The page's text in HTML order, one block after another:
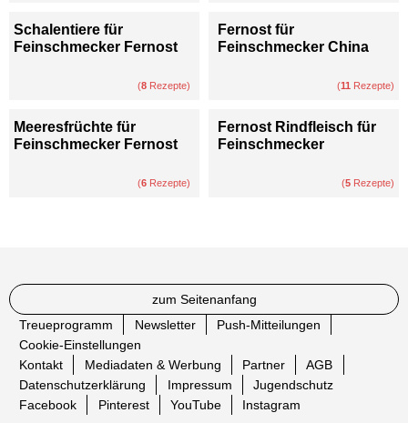
Schalentiere für
Feinschmecker Fernost
(8 Rezepte)
Fernost für
Feinschmecker China
(11 Rezepte)
Meeresfrüchte für
Feinschmecker Fernost
(6 Rezepte)
Fernost Rindfleisch für
Feinschmecker
(5 Rezepte)
zum Seitenanfang
Treueprogramm
Newsletter
Push-Mitteilungen
Cookie-Einstellungen
Kontakt
Mediadaten & Werbung Partner
AGB
Datenschutzerklärung
Impressum
Jugendschutz
Facebook
Pinterest YouTube Instagram